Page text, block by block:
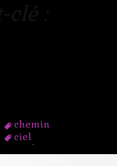
chemin
ciel
corde